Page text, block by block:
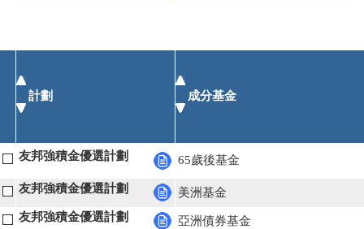
計劃 成分基金
友邦強積金優選計劃 65歲後基金
友邦強積金優選計劃
美洲基金
友邦強積金優選計劃
亞洲債券基金